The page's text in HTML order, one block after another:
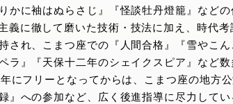
かに袖はぬらさじ』『怪談牡丹燈籠』など
義に徹して磨いた技術・技法に加え、時代
され、こまつ座での『人間合格』『雪やこ
ラ』『天保十二年のシェイクスピア』など
にフリーとなってからは、こまつ座の地方
』への参加など、広く後進指導に尽力してい